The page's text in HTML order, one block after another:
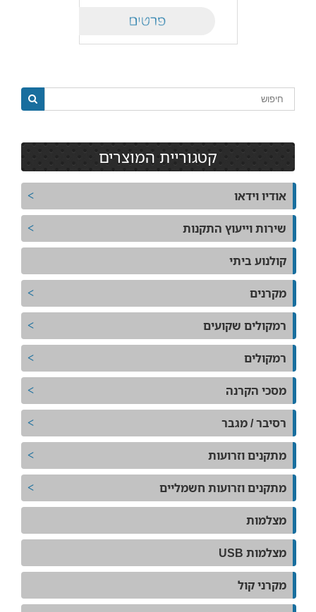
קטגוריית המוצרים
אודיו וידאו
שירות וייעוץ התקנות
קולנוע ביתי
מקרנים
רמקולים שקועים
רמקולים
מסכי הקרנה
רסיבר / מגבר
מתקנים וזרועות
מתקנים וזרועות חשמליים
מצלמות
מצלמות USB
מקרני קול